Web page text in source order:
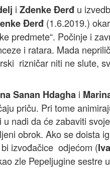
i Zdenke Đerđ u
Đerđ (1.6.2019.)
predmete“. Počinje i
i ratara. Mada
rizničar niti ne slute,
Sanan Hdagha i
priču. Pri tome
nadi da će zabaviti
obrok. Ako se doista
izvođačice odjećom (
zle Pepeljugine sestre